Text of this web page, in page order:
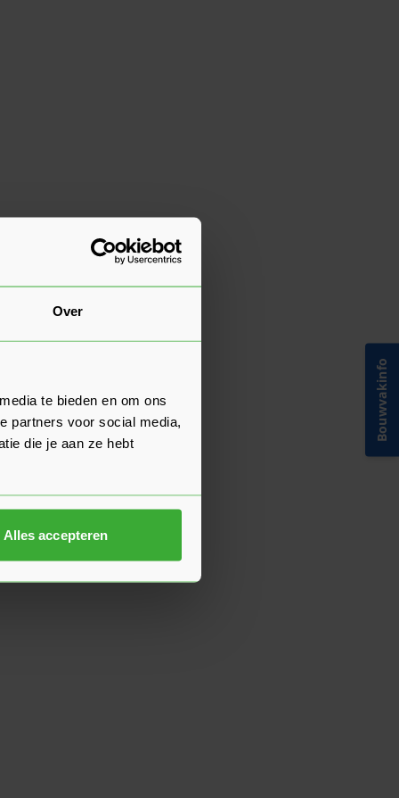
Over
te bieden en om ons
partners voor social media,
die je aan ze hebt
Alles accepteren
Bouwvakinfo